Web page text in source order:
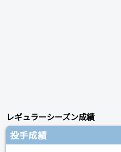
レギュラーシーズン成績
投手成績